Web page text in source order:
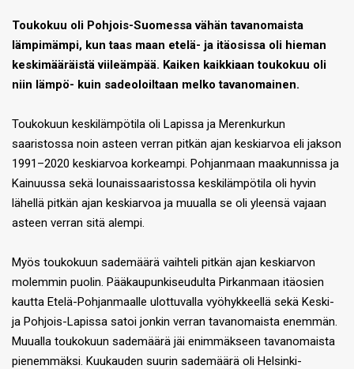
Toukokuu oli Pohjois-Suomessa vähän tavanomaista
lämpimämpi, kun taas maan etelä- ja itäosissa oli hieman
keskimääräistä viileämpää. Kaiken kaikkiaan toukokuu oli
niin lämpö- kuin sadeoloiltaan melko tavanomainen.
Toukokuun keskilämpötila oli Lapissa ja Merenkurkun
saaristossa noin asteen verran pitkän ajan keskiarvoa eli jakson
1991–2020 keskiarvoa korkeampi. Pohjanmaan maakunnissa ja
Kainuussa sekä lounaissaaristossa keskilämpötila oli hyvin
lähellä pitkän ajan keskiarvoa ja muualla se oli yleensä vajaan
asteen verran sitä alempi.
Myös toukokuun sademäärä vaihteli pitkän ajan keskiarvon
molemmin puolin. Pääkaupunkiseudulta Pirkanmaan itäosien
kautta Etelä-Pohjanmaalle ulottuvalla vyöhykkeellä sekä Keski-
ja Pohjois-Lapissa satoi jonkin verran tavanomaista enemmän.
Muualla toukokuun sademäärä jäi enimmäkseen tavanomaista
pienemmäksi. Kuukauden suurin sademäärä oli Helsinki-